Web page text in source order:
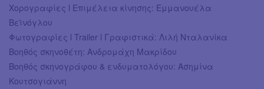
Χορογραφίες l Επιμέλεια κίνησης: Εμμανουέλα
Βεϊνόγλου
Φωτογραφίες l Trailer l Γραφιστικά: Λιλή Νταλανίκα
Βοηθός σκηνοθέτη: Ανδρομάχη Μακρίδου
Βοηθός σκηνογράφου & ενδυματολόγου: Ασημίνα
Κουτσογιάννη